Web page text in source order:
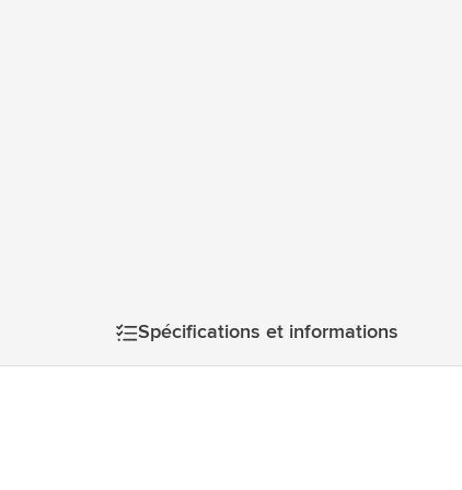
Technologie & gadgets
Giveaways
Écriture
Bureau
Outdoor & Loisirs
Outils & Déplacements
Spécifications et informations